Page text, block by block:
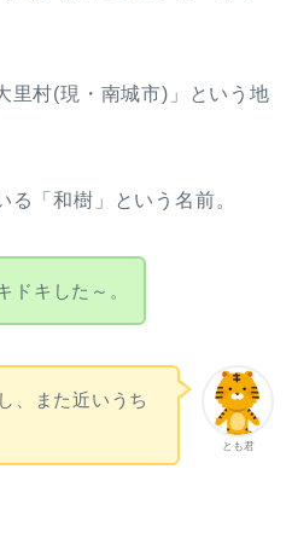
里村(現・南城市)」という地
「和樹」という名前。
ドキした～。
とも君
、また近いうち